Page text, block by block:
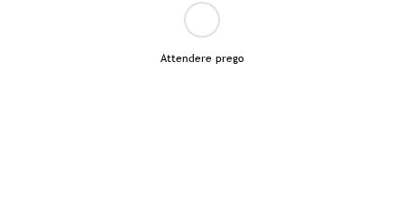
Attendere prego